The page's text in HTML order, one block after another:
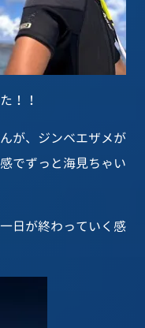
！！
が、ジンベエザメが
でずっと海見ちゃい
日が終わっていく感